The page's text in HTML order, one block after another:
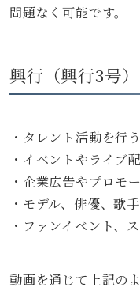
問題なく可能です。
興行（興行3号）
・タレント活動を行う
・イベントやライブ
・企業広告やプロモ
・モデル、俳優、歌
・ファンイベント、
動画を通じて上記の